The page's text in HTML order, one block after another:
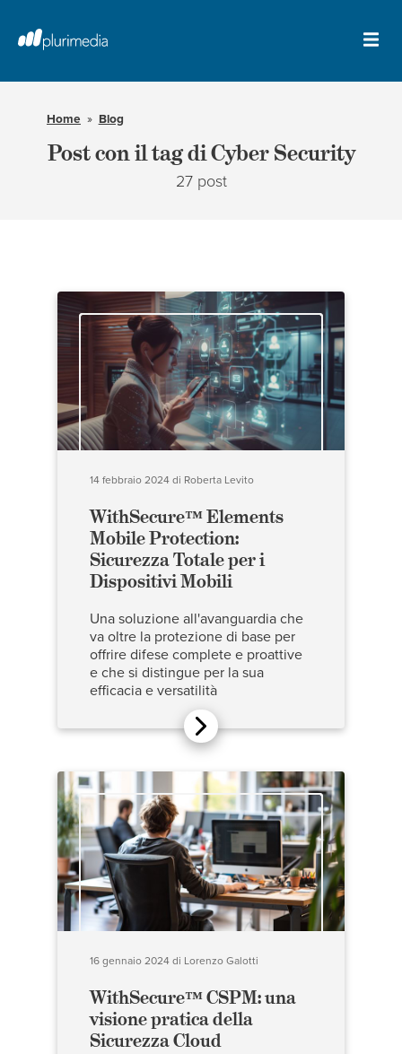
contenuto
il
Home Blog
Post con il tag di Cyber Security
27 post
14 febbraio 2024 di Roberta Levito
WithSecure™ Elements
Mobile Protection:
Sicurezza Totale per i
Dispositivi Mobili
Una soluzione all'avanguardia che
va oltre la protezione di base per
offrire difese complete e proattive
e che si distingue per la sua
efficacia e versatilità
16 gennaio 2024 di Lorenzo Galotti
WithSecure™ CSPM: una
visione pratica della
Sicurezza Cloud